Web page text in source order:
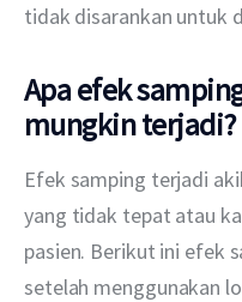
tidak disarankan untuk
Apa efek
mungkin terjadi?
Efek samping terjadi
yang tidak tepat atau
pasien. Berikut ini efek
setelah menggunakan